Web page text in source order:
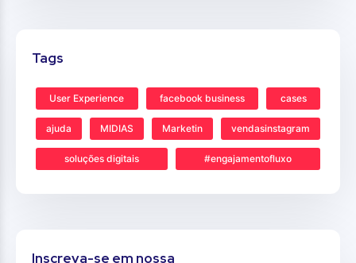
Tags
User Experience facebook business cases
ajuda MIDIAS Marketin vendasinstagram
soluções digitais #engajamentofluxo
Inscreva-se em nossa